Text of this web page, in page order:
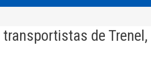
de Trenel,